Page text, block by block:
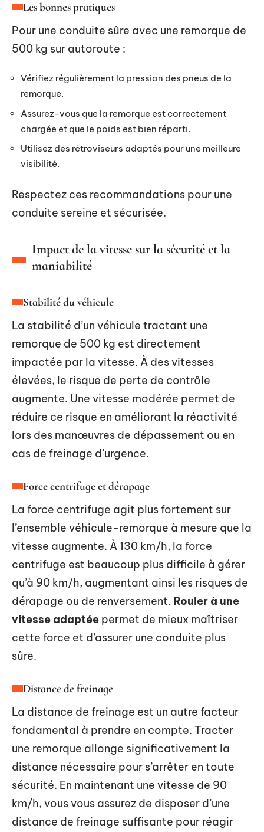
Les bonnes pratiques
Pour une conduite sûre avec une remorque de
500 kg sur autoroute :
Vérifiez régulièrement la pression des pneus de la
remorque.
Assurez-vous que la remorque est correctement
chargée et que le poids est bien réparti.
Utilisez des rétroviseurs adaptés pour une meilleure
visibilité.
Respectez ces recommandations pour une
conduite sereine et sécurisée.
Impact de la vitesse sur la sécurité et la
maniabilité
Stabilité du véhicule
La stabilité d’un véhicule tractant une
remorque de 500 kg est directement
impactée par la vitesse. À des vitesses
élevées, le risque de perte de contrôle
augmente. Une vitesse modérée permet de
réduire ce risque en améliorant la réactivité
lors des manœuvres de dépassement ou en
cas de freinage d’urgence.
Force centrifuge et dérapage
La force centrifuge agit plus fortement sur
l’ensemble véhicule-remorque à mesure que la
vitesse augmente. À 130 km/h, la force
centrifuge est beaucoup plus difficile à gérer
qu’à 90 km/h, augmentant ainsi les risques de
dérapage ou de renversement. Rouler à une
vitesse adaptée permet de mieux maîtriser
cette force et d’assurer une conduite plus
sûre.
Distance de freinage
La distance de freinage est un autre facteur
fondamental à prendre en compte. Tracter
une remorque allonge significativement la
distance nécessaire pour s’arrêter en toute
sécurité. En maintenant une vitesse de 90
km/h, vous vous assurez de disposer d’une
distance de freinage suffisante pour réagir